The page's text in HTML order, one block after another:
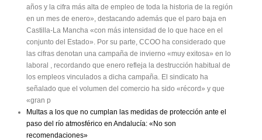
años y la cifra más alta de empleo de toda la historia de la región
en un mes de enero», destacando además que el paro baja en
Castilla-La Mancha «con más intensidad de lo que hace en el
conjunto del Estado». Por su parte, CCOO ha considerado que
las cifras denotan una campaña de invierno «muy exitosa» en lo
laboral , recordando que enero refleja la destrucción habitual de
los empleos vinculados a dicha campaña. El sindicato ha
señalado que el volumen del comercio ha sido «récord» y que
«gran p
Multas a los que no cumplan las medidas de protección ante el
paso del río atmosférico en Andalucía: «No son
recomendaciones»